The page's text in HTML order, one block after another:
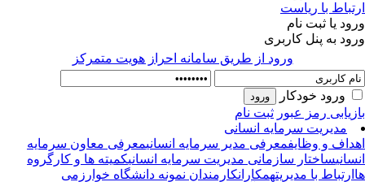
با ریاست
یا ثبت نام
به پنل کاربری
ورود از طريق سامانه احراز هويت متمركز
ورود خودکار
رمز عبور ثبت نام
مدیریت سرمایه انسانی
و وظایفمعرفی مدیر سرمایه انسانیمعرفی معاون سرمایه
ساختار سازمانی مدیریت سرمایه انسانیکمیته ها و کارگروه
ارتباط با مدیریت همکاران کارمندان نمونه دانشگاه خوارزمی